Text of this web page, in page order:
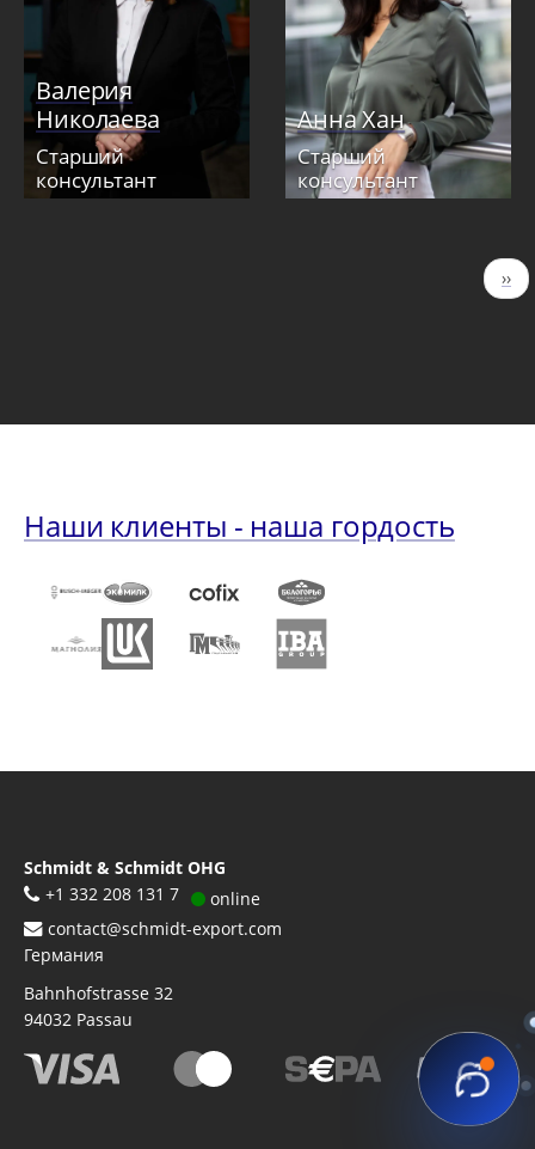
Валерия
Николаева
Старший
консультант
Анна Хан
Старший
консультант
››
Наши клиенты - наша гордость
Schmidt & Schmidt OHG
+1 332 208 131 7
online
contact@schmidt-export.com
Германия
Bahnhofstrasse 32
94032 Passau